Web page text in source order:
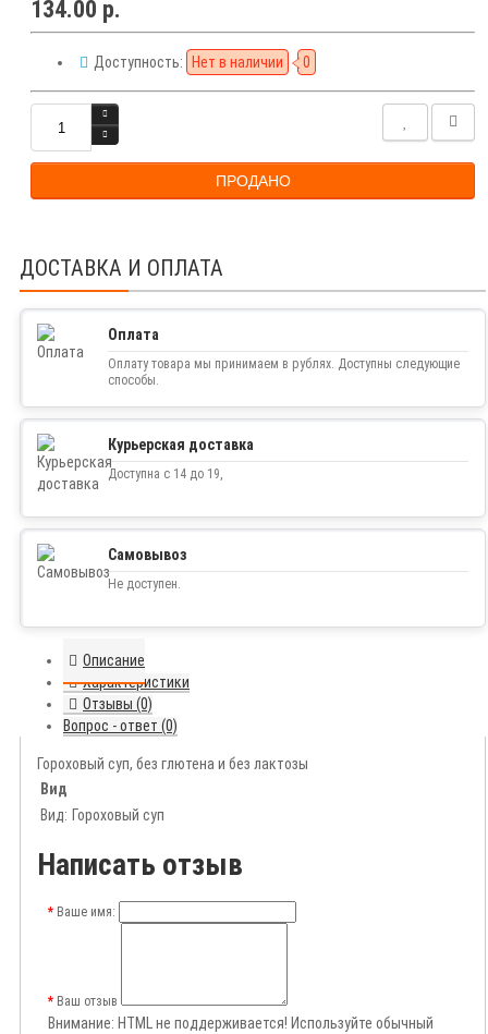
134.00 р.
Доступность: Нет в наличии 0
ПРОДАНО
ДОСТАВКА И ОПЛАТА
Оплата
Оплату товара мы принимаем в рублях. Доступны следующие
способы.
Курьерская доставка
Доступна с 14 до 19,
Самовывоз
Не доступен.
Описание
Характеристики
Отзывы (0)
Вопрос - ответ (0)
Гороховый суп, без глютена и без лактозы
Вид
Вид: Гороховый суп
Написать отзыв
Ваше имя:
Ваш отзыв
Внимание: HTML не поддерживается! Используйте обычный